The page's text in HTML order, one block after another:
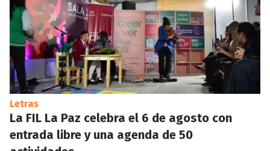
Letras
La FIL La Paz celebra el 6 de agosto con
entrada libre y una agenda de 50